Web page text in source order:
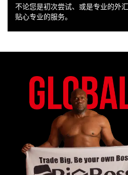
不论您是初次尝试、或是专业的外
贴心专业的服务。